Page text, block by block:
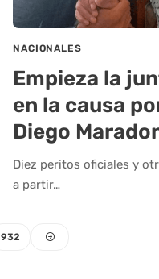
NACIONALES
Empieza la
en la causa
Diego
Diez peritos oficiales y
a partir…
932